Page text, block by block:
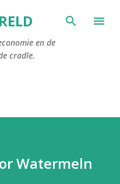
naar hoofdcontent
en de
cradle.
Watermeln